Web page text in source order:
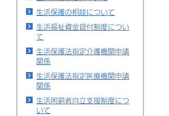
生活保護の相談について
生活福祉資金貸付制度につい
て
生活保護法指定介護機関申請
関係
生活保護法指定医療機関申請
関係
生活困窮者自立支援制度につ
いて